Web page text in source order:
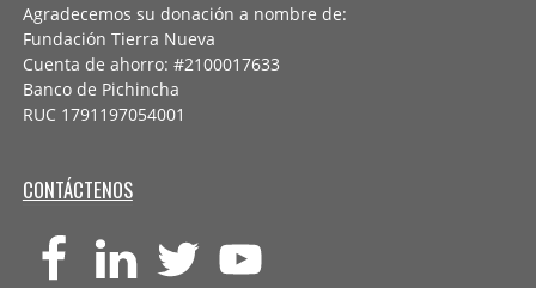
Agradecemos su donación a nombre de:
Fundación Tierra Nueva
Cuenta de ahorro: #2100017633
Banco de Pichincha
RUC 1791197054001
CONTÁCTENOS